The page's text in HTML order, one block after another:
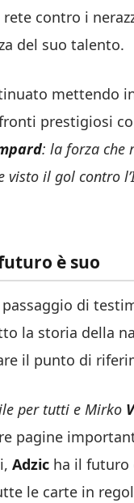
contro i
del suo talento.
prestigiosi
: la forza che
il gol contro
è suo
di
la storia della
il punto di
per tutti e Mirko
pagine
Adzic ha il futuro
le carte in